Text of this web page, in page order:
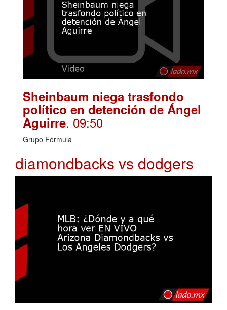
Sheinbaum niega trasfondo
político en detención de Ángel
Aguirre. 09:50
Grupo Fórmula
diamondbacks vs dodgers